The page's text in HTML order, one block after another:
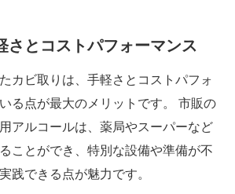
さとコストパフォーマンス
カビ取りは、手軽さとコストパフォ
る点が最大のメリットです。 市販の
アルコールは、薬局やスーパーなど
ことができ、特別な設備や準備が不
践できる点が魅力です。